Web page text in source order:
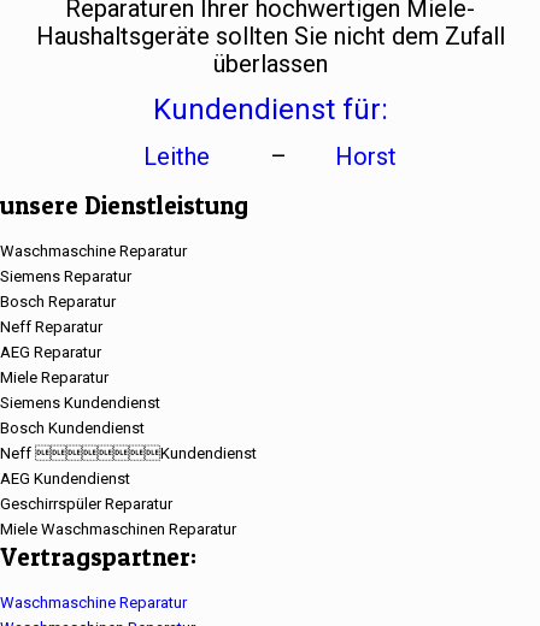
Reparaturen Ihrer hochwertigen Miele-
Haushaltsgeräte sollten Sie nicht dem Zufall
überlassen
Kundendienst für:
Leithe – Horst
unsere Dienstleistung
Waschmaschine Reparatur
Siemens Reparatur
Bosch Reparatur
Neff Reparatur
AEG Reparatur
Miele Reparatur
Siemens Kundendienst
Bosch Kundendienst
Neff Kundendienst
AEG Kundendienst
Geschirrspüler Reparatur
Miele Waschmaschinen Reparatur
Vertragspartner:
Waschmaschine Reparatur